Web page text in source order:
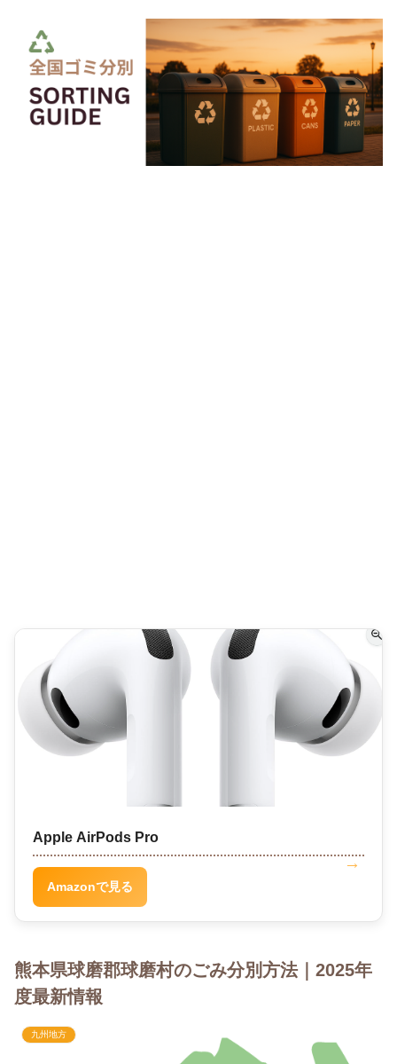
Apple AirPods Pro
Amazonで見る
熊本県球磨郡球磨村のごみ分別方法｜2025年
度最新情報
九州地方